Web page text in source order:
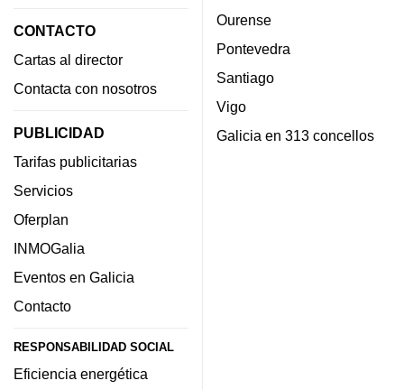
CONTACTO
Cartas al director
Contacta con nosotros
PUBLICIDAD
Tarifas publicitarias
Servicios
Oferplan
INMOGalia
Eventos en Galicia
Contacto
RESPONSABILIDAD SOCIAL
Eficiencia energética
Ourense
Pontevedra
Santiago
Vigo
Galicia en 313 concellos